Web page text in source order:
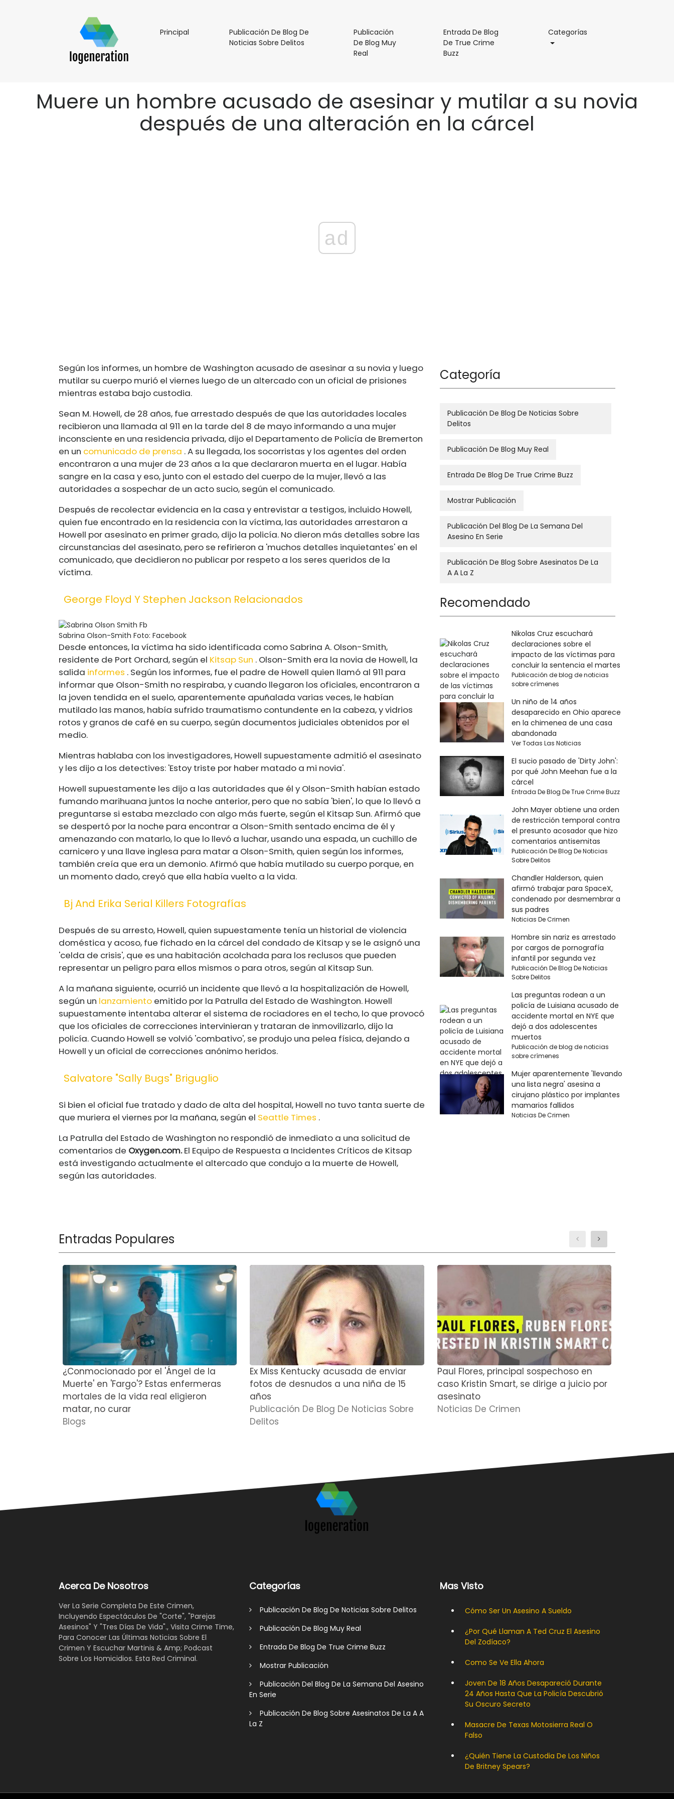
PrincipalPrincipal
Publicación De Blog De
Noticias Sobre DelitosPublicación
Delitos
Publicación
De Blog Muy
Real
Entrada De Blog
De True Crime
BuzzEntrada
Crime
Categorías
Muere un hombre acusado de asesinar y mutilar a su novia
después de una alteración en la cárcel
ad
Según los informes, un hombre de Washington acusado de asesinar a su novia y luego
mutilar su cuerpo murió el viernes luego de un altercado con un oficial de prisiones
mientras estaba bajo custodia.
Sean M. Howell, de 28 años, fue arrestado después de que las autoridades locales
recibieron una llamada al 911 en la tarde del 8 de mayo informando a una mujer
inconsciente en una residencia privada, dijo el Departamento de Policía de Bremerton
en un comunicado de prensa . A su llegada, los socorristas y los agentes del orden
encontraron a una mujer de 23 años a la que declararon muerta en el lugar. Había
sangre en la casa y eso, junto con el estado del cuerpo de la mujer, llevó a las
autoridades a sospechar de un acto sucio, según el comunicado.
Después de recolectar evidencia en la casa y entrevistar a testigos, incluido Howell,
quien fue encontrado en la residencia con la víctima, las autoridades arrestaron a
Howell por asesinato en primer grado, dijo la policía. No dieron más detalles sobre las
circunstancias del asesinato, pero se refirieron a 'muchos detalles inquietantes' en el
comunicado, que decidieron no publicar por respeto a los seres queridos de la
víctima.
George Floyd Y Stephen Jackson Relacionados
Sabrina Olson-Smith Foto: Facebook
Desde entonces, la víctima ha sido identificada como Sabrina A. Olson-Smith,
residente de Port Orchard, según el Kitsap Sun . Olson-Smith era la novia de Howell, la
salida informes . Según los informes, fue el padre de Howell quien llamó al 911 para
informar que Olson-Smith no respiraba, y cuando llegaron los oficiales, encontraron a
la joven tendida en el suelo, aparentemente apuñalada varias veces, le habían
mutilado las manos, había sufrido traumatismo contundente en la cabeza, y vidrios
rotos y granos de café en su cuerpo, según documentos judiciales obtenidos por el
medio.
Mientras hablaba con los investigadores, Howell supuestamente admitió el asesinato
y les dijo a los detectives: 'Estoy triste por haber matado a mi novia'.
Howell supuestamente les dijo a las autoridades que él y Olson-Smith habían estado
fumando marihuana juntos la noche anterior, pero que no sabía 'bien', lo que lo llevó a
preguntarse si estaba mezclado con algo más fuerte, según el Kitsap Sun. Afirmó que
se despertó por la noche para encontrar a Olson-Smith sentado encima de él y
amenazando con matarlo, lo que lo llevó a luchar, usando una espada, un cuchillo de
carnicero y una llave inglesa para matar a Olson-Smith, quien según los informes,
también creía que era un demonio. Afirmó que había mutilado su cuerpo porque, en
un momento dado, creyó que ella había vuelto a la vida.
Bj And Erika Serial Killers Fotografías
Después de su arresto, Howell, quien supuestamente tenía un historial de violencia
doméstica y acoso, fue fichado en la cárcel del condado de Kitsap y se le asignó una
'celda de crisis', que es una habitación acolchada para los reclusos que pueden
representar un peligro para ellos mismos o para otros, según al Kitsap Sun.
A la mañana siguiente, ocurrió un incidente que llevó a la hospitalización de Howell,
según un lanzamiento emitido por la Patrulla del Estado de Washington. Howell
supuestamente intentaba alterar el sistema de rociadores en el techo, lo que provocó
que los oficiales de correcciones intervinieran y trataran de inmovilizarlo, dijo la
policía. Cuando Howell se volvió 'combativo', se produjo una pelea física, dejando a
Howell y un oficial de correcciones anónimo heridos.
Salvatore "sally Bugs" Briguglio
Si bien el oficial fue tratado y dado de alta del hospital, Howell no tuvo tanta suerte de
que muriera el viernes por la mañana, según el Seattle Times .
La Patrulla del Estado de Washington no respondió de inmediato a una solicitud de
comentarios de Oxygen.com.El Equipo de Respuesta a Incidentes Críticos de Kitsap
está investigando actualmente el altercado que condujo a la muerte de Howell,
según las autoridades.
Categoría
Publicación De Blog De Noticias Sobre
Delitos
Publicación De Blog Muy Real
Entrada De Blog De True Crime Buzz
Mostrar Publicación
Publicación Del Blog De La Semana Del
Asesino En Serie
Publicación De Blog Sobre Asesinatos De La
A A La Z
Recomendado
Nikolas Cruz escuchará
declaraciones sobre el
impacto de las víctimas para
concluir la sentencia el martes
Publicación de blog de noticias
sobre crímenes
Un niño de 14 años
desaparecido en Ohio aparece
en la chimenea de una casa
abandonada
Ver Todas Las Noticias
El sucio pasado de 'Dirty John':
por qué John Meehan fue a la
cárcel
Entrada De Blog De True Crime Buzz
John Mayer obtiene una orden
de restricción temporal contra
el presunto acosador que hizo
comentarios antisemitas
Publicación De Blog De Noticias
Sobre Delitos
Chandler Halderson, quien
afirmó trabajar para SpaceX,
condenado por desmembrar a
sus padres
Noticias De Crimen
Hombre sin nariz es arrestado
por cargos de pornografía
infantil por segunda vez
Publicación De Blog De Noticias
Sobre Delitos
Las preguntas rodean a un
policía de Luisiana acusado de
accidente mortal en NYE que
dejó a dos adolescentes
muertos
Publicación de blog de noticias
sobre crímenes
Mujer aparentemente 'llevando
una lista negra' asesina a
cirujano plástico por implantes
mamarios fallidos
Noticias De Crimen
Entradas Populares
¿Conmocionado por el 'Ángel de la
Muerte' en 'Fargo'? Estas enfermeras
mortales de la vida real eligieron
matar, no curar
Blogs
Ex Miss Kentucky acusada de enviar
fotos de desnudos a una niña de 15
años
Publicación De Blog De Noticias Sobre
Delitos
Paul Flores, principal sospechoso en
caso Kristin Smart, se dirige a juicio por
asesinato
Noticias De Crimen
Acerca De Nosotros
Ver La Serie Completa De Este Crimen,
Incluyendo Espectáculos De "Corte", "Parejas
Asesinos" Y "Tres Días De Vida"., Visita Crime Time,
Para Conocer Las Últimas Noticias Sobre El
Crimen Y Escuchar Martinis & Amp; Podcast
Sobre Los Homicidios. Esta Red Criminal.
Categorías
Publicación De Blog De Noticias Sobre Delitos
Publicación De Blog Muy Real
Entrada De Blog De True Crime Buzz
Mostrar Publicación
Publicación Del Blog De La Semana Del Asesino
En Serie
Publicación De Blog Sobre Asesinatos De La A A
La Z
Mas Visto
Cómo Ser Un Asesino A Sueldo
¿Por Qué Llaman A Ted Cruz El Asesino
Del Zodíaco?
Como Se Ve Ella Ahora
Joven De 18 Años Desapareció Durante
24 Años Hasta Que La Policía Descubrió
Su Oscuro Secreto
Masacre De Texas Motosierra Real O
Falso
¿Quién Tiene La Custodia De Los Niños
De Britney Spears?